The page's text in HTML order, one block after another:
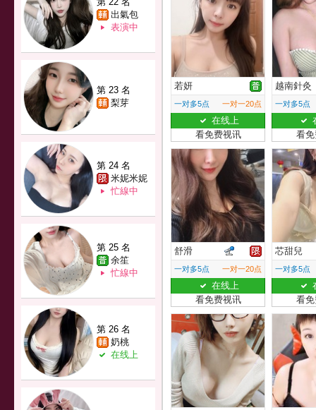
出氣包
表演中
第 23 名
梨芽
第 24 名
米妮米妮
忙線中
第 25 名
余笙
忙線中
第 26 名
奶桃
在线上
若妍
一对多5点 一对一20点
在线上
看免费视讯
越南針灸
一对多5点
看
舒滑
一对多5点 一对一20点
在线上
看免费视讯
芯甜兒
一对多5点
看